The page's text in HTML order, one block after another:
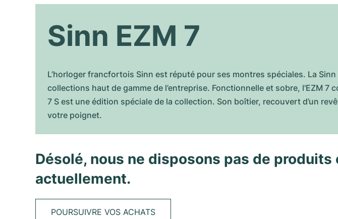
Sinn EZM 7
L’horloger francfortois Sinn est réputé pour ses montres spéciales. La
collections haut de gamme de l’entreprise. Fonctionnelle et sobre, l'EZM 7
7 S est une édition spéciale de la collection. Son boîtier, recouvert d’un
votre poignet.
Désolé, nous ne disposons pas de
actuellement.
POURSUIVRE VOS ACHATS